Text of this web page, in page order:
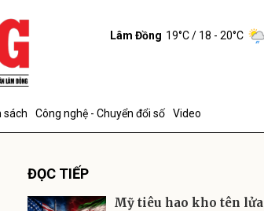
Lâm Đồng 19°C/ 18 - 20°C
sách Công nghệ - Chuyển đổi số Video
ĐỌC TIẾP
Mỹ tiêu hao kho tên lửa